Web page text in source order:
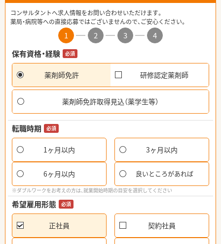
コンサルタントへ求人情報をお問い合わせいただけます。
薬局・病院等への直接応募ではございませんので、ご安心ください。
1 2 3
4
保有資格・経験
必須
薬剤師免許 研修認定薬剤師
薬剤師免許取得見込（薬学生等）
転職時期 必須
1ヶ月以内 3ヶ月以内
6ヶ月以内 良いところがあれば
※ダブルワークをお考えの方は、就業開始時期の目安を選択してください
希望雇用形態 必須
正社員 契約社員